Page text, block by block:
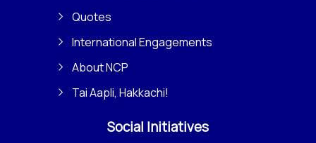
Quotes
International Engagements
About NCP
Tai Aapli, Hakkachi!
Social Initiatives